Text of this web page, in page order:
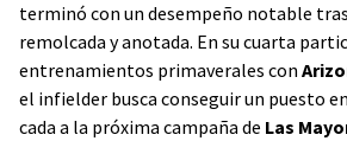
terminó con un desempeño notable
remolcada y anotada. En su cuarta
entrenamientos primaverales con
el infielder busca conseguir un puesto
cada a la próxima campaña de Las